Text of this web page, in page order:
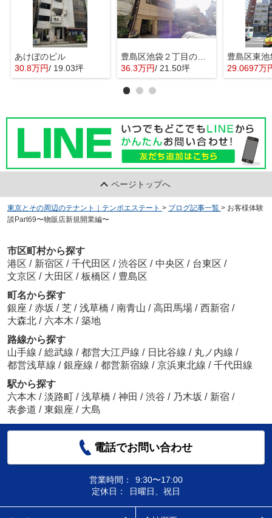
あけぼのビル
30.8万円/ 19.03坪
豊島区池袋２丁目の店舗事務所
36.3万円/ 21.50坪 29.0697万
ページトップへ
東京とその周辺のテナント｜テンポエステート > ブログ記事一覧 > お客様体験
談Part69〜物販店新規開業編〜
市区町村から探す
港区 / 新宿区 / 千代田区 / 渋谷区 / 中央区 / 台東区 /
文京区 / 大田区 / 板橋区 / 豊島区
町名から探す
銀座 / 赤坂 / 芝 / 浅草橋 / 南青山 / 高田馬場 / 西新宿 /
大森北 / 六本木 / 築地
路線から探す
山手線 / 総武線 / 都営大江戸線 / 日比谷線 / 丸ノ内線 /
都営浅草線 / 銀座線 / 都営新宿線 / 京浜東北線 / 千代田線
駅から探す
六本木 / 淡路町 / 浅草橋 / 神田 / 渋谷 / 乃木坂 / 新宿 /
表参道 / 東銀座 / 大島
電話でお問い合わせ
営業時間：
9:30〜17:00
定休日：
日曜日、祝日